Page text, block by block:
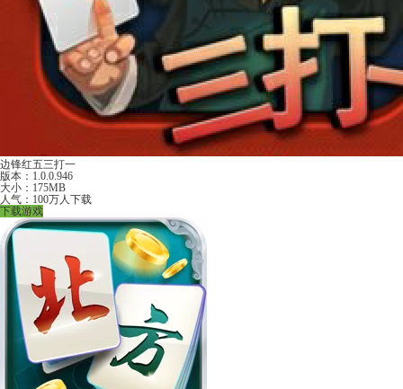
边锋红五三打一
版本：1.0.0.946
大小：175MB
人气：100万人下载
下载游戏